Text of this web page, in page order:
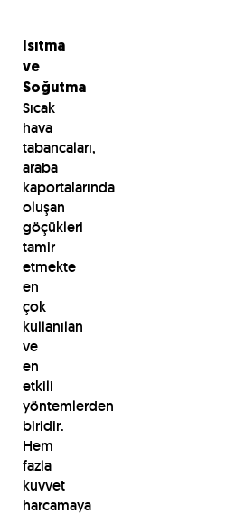
Isıtma
ve
Soğutma
Sıcak
hava
tabancaları,
araba
kaportalarında
oluşan
göçükleri
tamir
etmekte
en
çok
kullanılan
ve
en
etkili
yöntemlerden
biridir.
Hem
fazla
kuvvet
harcamaya